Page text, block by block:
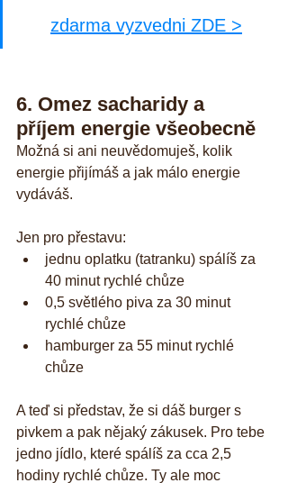
zdarma vyzvedni ZDE >
6. Omez sacharidy a
příjem energie všeobecně
Možná si ani neuvědomuješ, kolik
energie přijímáš a jak málo energie
vydáváš.
Jen pro přestavu:
jednu oplatku (tatranku) spálíš za
40 minut rychlé chůze
0,5 světlého piva za 30 minut
rychlé chůze
hamburger za 55 minut rychlé
chůze
A teď si představ, že si dáš burger s
pivkem a pak nějaký zákusek. Pro tebe
jedno jídlo, které spálíš za cca 2,5
hodiny rychlé chůze. Ty ale moc